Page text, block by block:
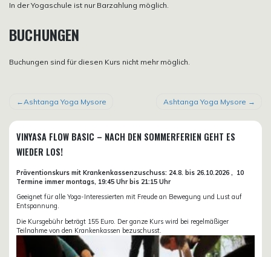
In der Yogaschule ist nur Barzahlung möglich.
BUCHUNGEN
Buchungen sind für diesen Kurs nicht mehr möglich.
BEITRAGSNAVIGATION
Ashtanga Yoga Mysore Ashtanga Yoga Mysore
VINYASA FLOW BASIC – NACH DEN SOMMERFERIEN GEHT ES
WIEDER LOS!
Präventionskurs mit Krankenkassenzuschuss: 24.8. bis 26.10.2026 , 10
Termine immer montags, 19:45 Uhr bis 21:15 Uhr
Geeignet für alle Yoga-Interessierten mit Freude an Bewegung und Lust auf
Entspannung.
Die Kursgebühr beträgt 155 Euro. Der ganze Kurs wird bei regelmäßiger
Teilnahme von den Krankenkassen bezuschusst.